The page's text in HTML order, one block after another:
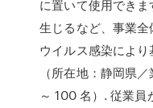
に置いて使用でき
生じるなど、事業全
ウイルス感染によ
（所在地：静岡県
～ 100 名）. 従業員